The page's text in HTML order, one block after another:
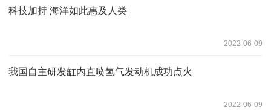
科技加持 海洋如此惠及人类
2022-06-09
我国自主研发缸内直喷氢气发动机成功点火
2022-06-09